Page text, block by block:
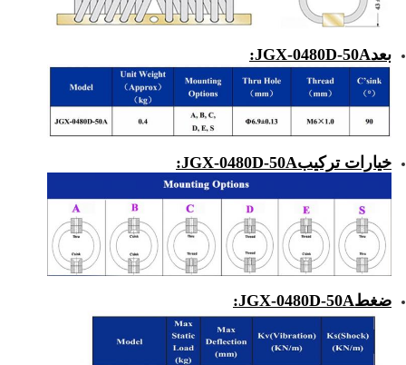
بعدJGX-0480D-50A
:
خيارات تركيبJGX-0480D-50A
:
ضغطJGX-0480D-50A
: